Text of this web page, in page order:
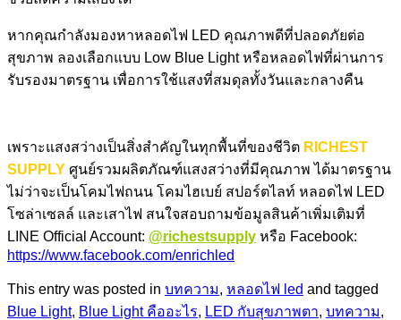
หากคุณกำลังมองหาหลอดไฟ LED คุณภาพดีที่ปลอดภัยต่อ
สุขภาพ ลองเลือกแบบ Low Blue Light หรือหลอดไฟที่ผ่านการ
รับรองมาตรฐาน เพื่อการใช้แสงที่สมดุลทั้งวันและกลางคืน
เพราะแสงสว่างเป็นสิ่งสำคัญในทุกพื้นที่ของชีวิต RICHEST
SUPPLY ศูนย์รวมผลิตภัณฑ์แสงสว่างที่มีคุณภาพ ได้มาตรฐาน
ไม่ว่าจะเป็นโคมไฟถนน โคมไฮเบย์ สปอร์ตไลท์ หลอดไฟ LED
โซล่าเซลล์ และเสาไฟ สนใจสอบถามข้อมูลสินค้าเพิ่มเติมที่
LINE Official Account: @richestsupply หรือ Facebook:
https://www.facebook.com/enrichled
This entry was posted in บทความ, หลอดไฟ led and tagged
Blue Light, Blue Light คืออะไร, LED กับสุขภาพตา, บทความ,